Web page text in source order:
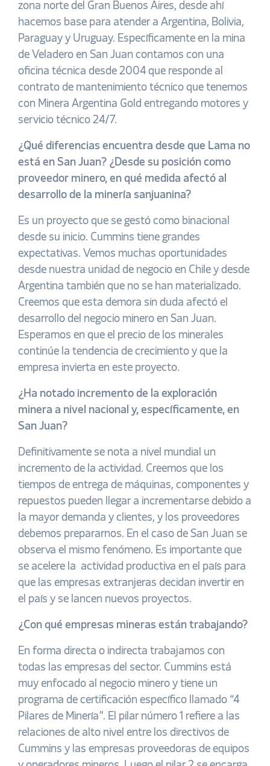
zona norte del Gran Buenos Aires, desde ahí
hacemos base para atender a Argentina, Bolivia,
Paraguay y Uruguay. Específicamente en la mina
de Veladero en San Juan contamos con una
oficina técnica desde 2004 que responde al
contrato de mantenimiento técnico que tenemos
con Minera Argentina Gold entregando motores y
servicio técnico 24/7.
¿Qué diferencias encuentra desde que Lama no
está en San Juan? ¿Desde su posición como
proveedor minero, en qué medida afectó al
desarrollo de la minería sanjuanina?
Es un proyecto que se gestó como binacional
desde su inicio. Cummins tiene grandes
expectativas. Vemos muchas oportunidades
desde nuestra unidad de negocio en Chile y desde
Argentina también que no se han materializado.
Creemos que esta demora sin duda afectó el
desarrollo del negocio minero en San Juan.
Esperamos en que el precio de los minerales
continúe la tendencia de crecimiento y que la
empresa invierta en este proyecto.
¿Ha notado incremento de la exploración
minera a nivel nacional y, específicamente, en
San Juan?
Definitivamente se nota a nivel mundial un
incremento de la actividad. Creemos que los
tiempos de entrega de máquinas, componentes y
repuestos pueden llegar a incrementarse debido a
la mayor demanda y clientes, y los proveedores
debemos prepararnos. En el caso de San Juan se
observa el mismo fenómeno. Es importante que
se acelere la actividad productiva en el país para
que las empresas extranjeras decidan invertir en
el país y se lancen nuevos proyectos.
¿Con qué empresas mineras están trabajando?
En forma directa o indirecta trabajamos con
todas las empresas del sector. Cummins está
muy enfocado al negocio minero y tiene un
programa de certificación específico llamado “4
Pilares de Minería”. El pilar número 1 refiere a las
relaciones de alto nivel entre los directivos de
Cummins y las empresas proveedoras de equipos